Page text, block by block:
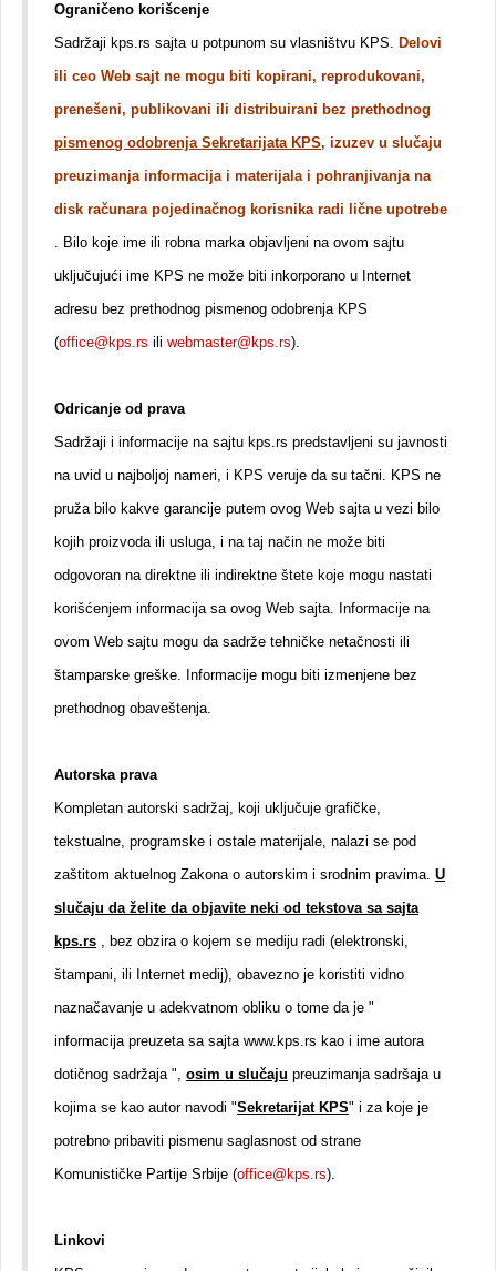
Ograničeno korišcenje
Sadržaji kps.rs sajta u potpunom su vlasništvu KPS. Delovi
ili ceo Web sajt ne mogu biti kopirani, reprodukovani,
prenešeni, publikovani ili distribuirani bez prethodnog
pismenog odobrenja Sekretarijata KPS, izuzev u slučaju
preuzimanja informacija i materijala i pohranjivanja na
disk računara pojedinačnog korisnika radi lične upotrebe
. Bilo koje ime ili robna marka objavljeni na ovom sajtu
uključujući ime KPS ne može biti inkorporano u Internet
adresu bez prethodnog pismenog odobrenja KPS
(office@kps.rs ili webmaster@kps.rs).
Odricanje od prava
Sadržaji i informacije na sajtu kps.rs predstavljeni su javnosti
na uvid u najboljoj nameri, i KPS veruje da su tačni. KPS ne
pruža bilo kakve garancije putem ovog Web sajta u vezi bilo
kojih proizvoda ili usluga, i na taj način ne može biti
odgovoran na direktne ili indirektne štete koje mogu nastati
korišćenjem informacija sa ovog Web sajta. Informacije na
ovom Web sajtu mogu da sadrže tehničke netačnosti ili
štamparske greške. Informacije mogu biti izmenjene bez
prethodnog obaveštenja.
Autorska prava
Kompletan autorski sadržaj, koji uključuje grafičke,
tekstualne, programske i ostale materijale, nalazi se pod
zaštitom aktuelnog Zakona o autorskim i srodnim pravima. U
slučaju da želite da objavite neki od tekstova sa sajta
kps.rs , bez obzira o kojem se mediju radi (elektronski,
štampani, ili Internet medij), obavezno je koristiti vidno
naznačavanje u adekvatnom obliku o tome da je "
informacija preuzeta sa sajta www.kps.rs kao i ime autora
dotičnog sadržaja ", osim u slučaju preuzimanja sadršaja u
kojima se kao autor navodi "Sekretarijat KPS" i za koje je
potrebno pribaviti pismenu saglasnost od strane
Komunističke Partije Srbije (office@kps.rs).
Linkovi